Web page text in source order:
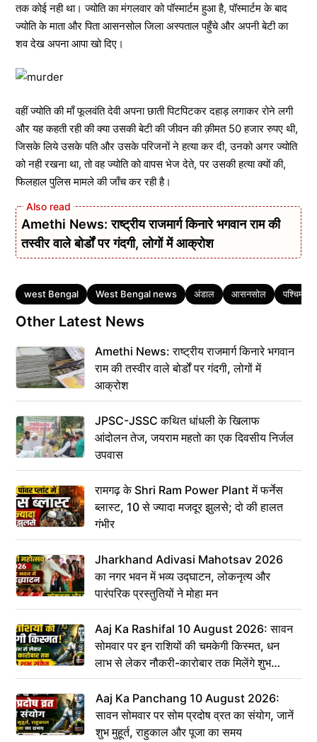
तक कोई नही था। ज्योति का मंगलवार को पॉस्मार्टम हुआ है, पॉस्मार्टम के बाद
ज्योति के माता और पिता आसनसोल जिला अस्पताल पहुँचे और अपनी बेटी का
शव देख अपना आपा खो दिए।
वहीं ज्योति की माँ फूलवंति देवी अपना छाती पिटपिटकर दहाड़ लगाकर रोने लगी
और यह कहती रही की क्या उसकी बेटी की जीवन की क़ीमत 50 हजार रुपए थी,
जिसके लिये उसके पति और उसके परिजनों ने हत्या कर दी, उनको अगर ज्योति
को नही रखना था, तो वह ज्योति को वापस भेज देते, पर उसकी हत्या क्यों की,
फिलहाल पुलिस मामले की जाँच कर रही है।
Amethi News: राष्ट्रीय राजमार्ग किनारे भगवान राम की
तस्वीर वाले बोर्डों पर गंदगी, लोगों में आक्रोश
Tags
west Bengal West Bengal news अंडाल आसनसोल पश्चिम
Other Latest News
Amethi News: राष्ट्रीय राजमार्ग किनारे भगवान
राम की तस्वीर वाले बोर्डों पर गंदगी, लोगों में
आक्रोश
JPSC-JSSC कथित धांधली के खिलाफ
आंदोलन तेज, जयराम महतो का एक दिवसीय निर्जल
उपवास
रामगढ़ के Shri Ram Power Plant में फर्नेस
ब्लास्ट, 10 से ज्यादा मजदूर झुलसे; दो की हालत
गंभीर
Jharkhand Adivasi Mahotsav 2026
का नगर भवन में भव्य उद्घाटन, लोकनृत्य और
पारंपरिक प्रस्तुतियों ने मोहा मन
Aaj Ka Rashifal 10 August 2026: सावन
सोमवार पर इन राशियों की चमकेगी किस्मत, धन
लाभ से लेकर नौकरी-कारोबार तक मिलेंगे शुभ
संकेत
Aaj Ka Panchang 10 August 2026:
सावन सोमवार पर सोम प्रदोष व्रत का संयोग, जानें
शुभ मुहूर्त, राहुकाल और पूजा का समय